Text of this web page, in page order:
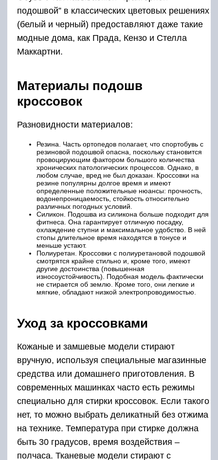
подошвой” в классических цветовых решениях
(белый и черный) предоставляют даже такие
модные дома, как Прада, Кензо и Стелла
Маккартни.
Материалы подошв
кроссовок
Разновидности материалов:
Резина. Часть ортопедов полагает, что спортобувь с
резиновой подошвой опасна, поскольку становится
провоцирующим фактором большого количества
хронических патологических процессов. Однако, в
любом случае, вред не был доказан. Кроссовки на
резине популярны долгое время и имеют
определенные положительные нюансы: прочность,
водонепроницаемость, стойкость относительно
различных погодных условий.
Силикон. Подошва из силикона больше подходит для
фитнеса. Она гарантирует отличную посадку,
охлаждение ступни и максимальное удобство. В ней
стопы длительное время находятся в тонусе и
меньше устают.
Полиуретан. Кроссовки с полиуретановой подошвой
смотрятся крайне стильно и, кроме того, имеют
другие достоинства (повышенная
износоустойчивость). Подобная модель фактически
не стирается об землю. Кроме того, они легкие и
мягкие, обладают низкой электропроводимостью.
Уход за кроссовками
Кожаные и замшевые модели стирают
вручную, используя специальные магазинные
средства или домашнего приготовления. В
современных машинках часто есть режимы
специально для стирки кроссовок. Если такого
нет, то можно выбрать деликатный без отжима
на технике. Температура при стирке должна
быть 30 градусов, время воздействия –
полчаса. Тканевые модели стирают с